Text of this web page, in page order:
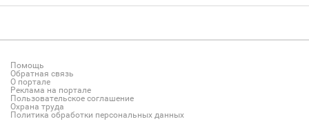
Помощь
Обратная связь
О портале
Реклама на портале
Пользовательское соглашение
Охрана труда
Политика обработки персональных данных